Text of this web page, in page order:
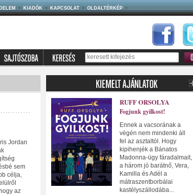
KIADÓK KAPCSOLAT OLDALTÉRKÉP
Jordan
sem
célja,
az
RUFF ORSOLYA
Fogjunk gyilkost!
Ennek a vacsorának a
végén nem mindenki áll
fel az asztaltól. Hogy
kipihenjék a Bánatos
Madonna-ügy fáradalmait,
a három jó barátnő, Vera,
Kamilla és Adél a
mátraszentborbálai
kastélyszállodába...